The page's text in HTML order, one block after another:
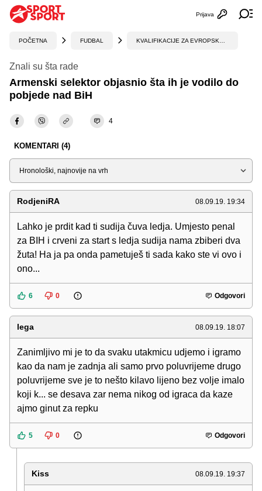
Otvori
Prijava
POČETNA FUDBAL
Znali su šta rade
Armenski selektor objasnio šta ih je vodilo do
pobjede nad BiH
4
KOMENTARI (4)
Sortiraj
RodjeniRA 08.09.19. 19:34
Lahko je prdit kad ti sudija čuva ledja. Umjesto penal
za BIH i crveni za start s ledja sudija nama zbiberi dva
žuta! Ha ja pa onda pametuješ ti sada kako ste vi ovo i
ono...
6 0 Odgovori
lega 08.09.19. 18:07
Zanimljivo mi je to da svaku utakmicu udjemo i igramo
kao da nam je zadnja ali samo prvo poluvrijeme drugo
poluvrijeme sve je to nešto kilavo lijeno bez volje imalo
koji k... se desava zar nema nikog od igraca da kaze
ajmo ginut za repku
5 0 Odgovori
Kiss 08.09.19. 19:37